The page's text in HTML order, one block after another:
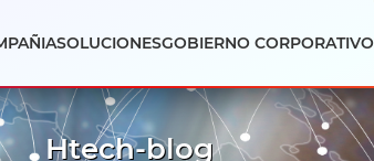
SOLUCIONESGOBIERNO CORPORATIVO
Htech-blog